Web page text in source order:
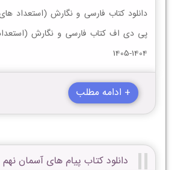
دانلود کتاب فارسی و نگارش (استعداد
پی دی اف کتاب فارسی و نگارش
1404-1405
+ ادامه مطلب
دانلود کتاب پیام های آسمان نهم